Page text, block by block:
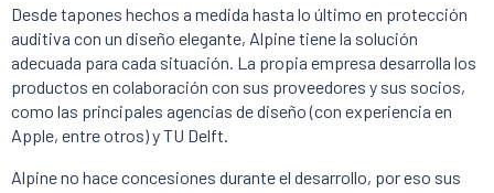
Desde tapones hechos a medida hasta lo último en protección
auditiva con un diseño elegante, Alpine tiene la solución
adecuada para cada situación. La propia empresa desarrolla los
productos en colaboración con sus proveedores y sus socios,
como las principales agencias de diseño (con experiencia en
Apple, entre otros) y TU Delft.
Alpine no hace concesiones durante el desarrollo, por eso sus